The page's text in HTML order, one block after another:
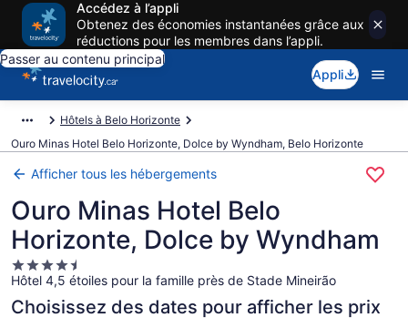
Accédez à l’appli
Obtenez des économies instantanées grâce aux
réductions pour les membres dans l’appli.
Passer au contenu principal
Appli
Hôtels à Belo Horizonte
Ouro Minas Hotel Belo Horizonte, Dolce by Wyndham, Belo Horizonte
Afficher tous les hébergements
Ouro Minas Hotel Belo
Horizonte, Dolce by Wyndham
Hébergement
4.5 étoiles
Hôtel 4,5 étoiles pour la famille près de Stade Mineirão
Choisissez des dates pour afficher les prix